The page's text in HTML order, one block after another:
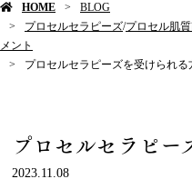
HOME
BLOG
プロセルセラピーズ/プロセル肌
メント
プロセルセラピーズを受けられる
プロセルセラピ
2023.11.08